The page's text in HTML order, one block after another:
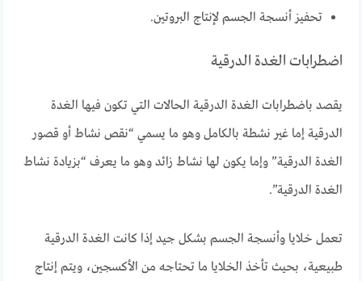
تحفيز أنسجة الجسم لإنتاج البروتين.
اضطرابات الغدة الدرقية
يقصد باضطرابات الغدة الدرقية الحالات التي تكون فيها الغدة
الدرقية إما غير نشطة بالكامل وهو ما يسمي “نقص نشاط أو قصور
الغدة الدرقية” وإما يكون لها نشاط زائد وهو ما يعرف “بزيادة نشاط
الغدة الدرقية”.
تعمل خلايا وأنسجة الجسم بشكل جيد إذا كانت الغدة الدرقية
طبيعية، بحيث تأخذ الخلايا ما تحتاجه من الأكسجين، ويتم إنتاج